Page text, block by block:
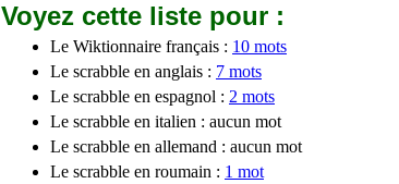
Voyez cette liste pour :
Le Wiktionnaire français : 10 mots
Le scrabble en anglais : 7 mots
Le scrabble en espagnol : 2 mots
Le scrabble en italien : aucun mot
Le scrabble en allemand : aucun mot
Le scrabble en roumain : 1 mot